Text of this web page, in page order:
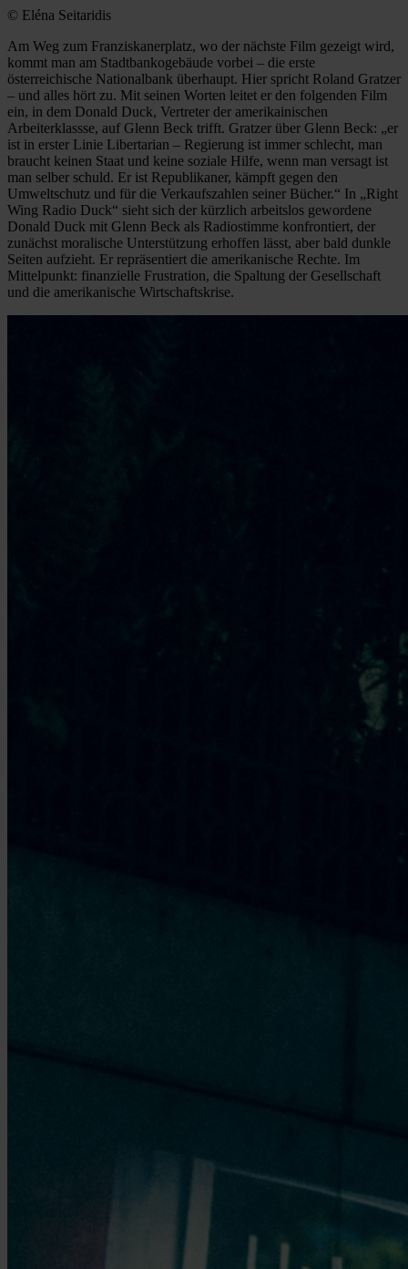
© Eléna Seitaridis
Am Weg zum Franziskanerplatz, wo der nächste Film gezeigt wird,
kommt man am Stadtbankogebäude vorbei – die erste
österreichische Nationalbank überhaupt. Hier spricht Roland Gratzer
– und alles hört zu. Mit seinen Worten leitet er den folgenden Film
ein, in dem Donald Duck, Vertreter der amerikainischen
Arbeiterklassse, auf Glenn Beck trifft. Gratzer über Glenn Beck: „er
ist in erster Linie Libertarian – Regierung ist immer schlecht, man
braucht keinen Staat und keine soziale Hilfe, wenn man versagt ist
man selber schuld. Er ist Republikaner, kämpft gegen den
Umweltschutz und für die Verkaufszahlen seiner Bücher.“ In „Right
Wing Radio Duck“ sieht sich der kürzlich arbeitslos gewordene
Donald Duck mit Glenn Beck als Radiostimme konfrontiert, der
zunächst moralische Unterstützung erhoffen lässt, aber bald dunkle
Seiten aufzieht. Er repräsentiert die amerikanische Rechte. Im
Mittelpunkt: finanzielle Frustration, die Spaltung der Gesellschaft
und die amerikanische Wirtschaftskrise.